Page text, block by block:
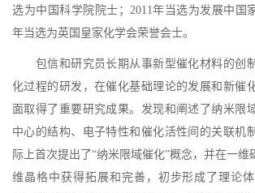
选为中国科学院院士；2011年当选为发展中国
年当选为英国皇家化学会荣誉会士。
包信和研究员长期从事新型催化材料的创
化过程的研发，在催化基础理论的发展和新催
面取得了重要研究成果。发现和阐述了纳米限
中心的结构、电子特性和催化活性间的关联机
际上首次提出了“纳米限域催化”概念，并在一维
维晶格中获得拓展和完善，初步形成了理论